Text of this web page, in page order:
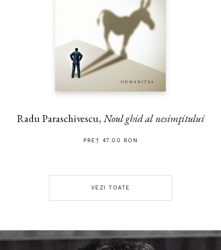
Radu Paraschivescu, Noul ghid al nesimţitului
PREȚ 47.00 RON
VEZI TOATE